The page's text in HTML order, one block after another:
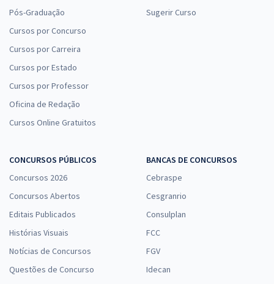
Pós-Graduação
Cursos por Concurso
Cursos por Carreira
Cursos por Estado
Cursos por Professor
Oficina de Redação
Cursos Online Gratuitos
Sugerir Curso
CONCURSOS PÚBLICOS
Concursos 2026
Concursos Abertos
Editais Publicados
Histórias Visuais
Notícias de Concursos
Questões de Concurso
BANCAS DE CONCURSOS
Cebraspe
Cesgranrio
Consulplan
FCC
FGV
Idecan